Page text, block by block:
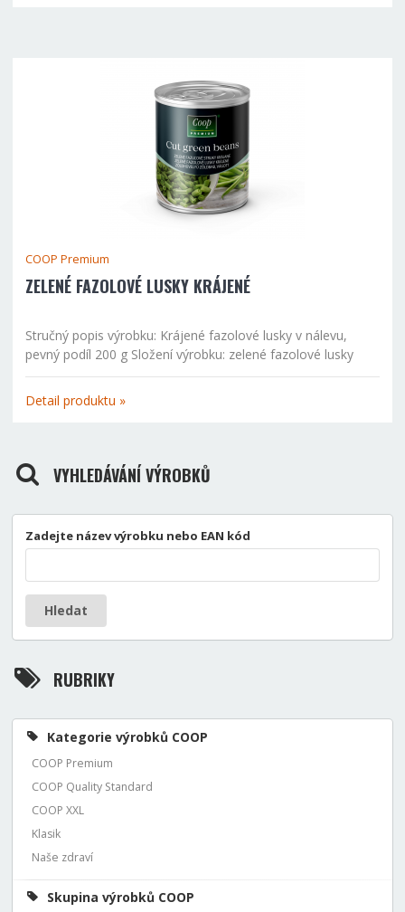
COOP Premium
ZELENÉ FAZOLOVÉ LUSKY KRÁJENÉ
Stručný popis výrobku: Krájené fazolové lusky v nálevu,
pevný podíl 200 g Složení výrobku: zelené fazolové lusky
krájené, pitná voda, jedlá sůl Výživové údaje: 100 g %
RHP/100 g energetická hodnota 22 kcal/93 kJ 1 tuky...
Detail produktu »
VYHLEDÁVÁNÍ VÝROBKŮ
Zadejte název výrobku nebo EAN kód
Hledat
RUBRIKY
Kategorie výrobků COOP
COOP Premium
COOP Quality Standard
COOP XXL
Klasik
Naše zdraví
Skupina výrobků COOP